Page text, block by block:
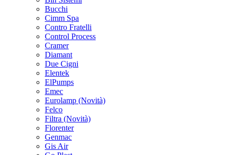
Bucchi
Cimm Spa
Contro Fratelli
Control Process
Cramer
Diamant
Due Cigni
Elentek
ElPumps
Emec
Eurolamp (Novità)
Felco
Filtra (Novità)
Florenter
Genmac
Gis Air